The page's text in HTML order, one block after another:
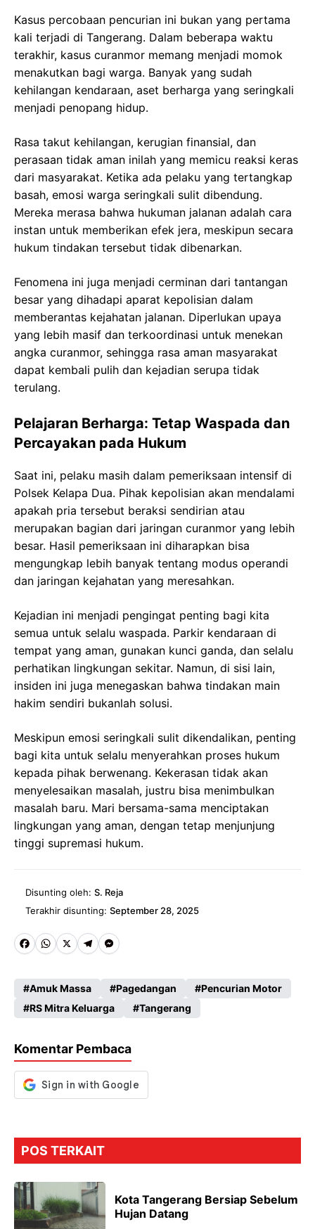
Kasus percobaan pencurian ini bukan yang pertama
kali terjadi di Tangerang. Dalam beberapa waktu
terakhir, kasus curanmor memang menjadi momok
menakutkan bagi warga. Banyak yang sudah
kehilangan kendaraan, aset berharga yang seringkali
menjadi penopang hidup.
Rasa takut kehilangan, kerugian finansial, dan
perasaan tidak aman inilah yang memicu reaksi keras
dari masyarakat. Ketika ada pelaku yang tertangkap
basah, emosi warga seringkali sulit dibendung.
Mereka merasa bahwa hukuman jalanan adalah cara
instan untuk memberikan efek jera, meskipun secara
hukum tindakan tersebut tidak dibenarkan.
Fenomena ini juga menjadi cerminan dari tantangan
besar yang dihadapi aparat kepolisian dalam
memberantas kejahatan jalanan. Diperlukan upaya
yang lebih masif dan terkoordinasi untuk menekan
angka curanmor, sehingga rasa aman masyarakat
dapat kembali pulih dan kejadian serupa tidak
terulang.
Pelajaran Berharga: Tetap Waspada dan
Percayakan pada Hukum
Saat ini, pelaku masih dalam pemeriksaan intensif di
Polsek Kelapa Dua. Pihak kepolisian akan mendalami
apakah pria tersebut beraksi sendirian atau
merupakan bagian dari jaringan curanmor yang lebih
besar. Hasil pemeriksaan ini diharapkan bisa
mengungkap lebih banyak tentang modus operandi
dan jaringan kejahatan yang meresahkan.
Kejadian ini menjadi pengingat penting bagi kita
semua untuk selalu waspada. Parkir kendaraan di
tempat yang aman, gunakan kunci ganda, dan selalu
perhatikan lingkungan sekitar. Namun, di sisi lain,
insiden ini juga menegaskan bahwa tindakan main
hakim sendiri bukanlah solusi.
Meskipun emosi seringkali sulit dikendalikan, penting
bagi kita untuk selalu menyerahkan proses hukum
kepada pihak berwenang. Kekerasan tidak akan
menyelesaikan masalah, justru bisa menimbulkan
masalah baru. Mari bersama-sama menciptakan
lingkungan yang aman, dengan tetap menjunjung
tinggi supremasi hukum.
Disunting oleh: S. Reja
Terakhir disunting: September 28, 2025
Fa
b
o
k
W
ts
A
p
X
Te
gr
a
M
se
n
er
Amuk Massa Pagedangan
Pencurian Motor
RS Mitra Keluarga
Tangerang
Komentar Pembaca
POS TERKAIT
Kota Tangerang Bersiap Sebelum
Hujan Datang